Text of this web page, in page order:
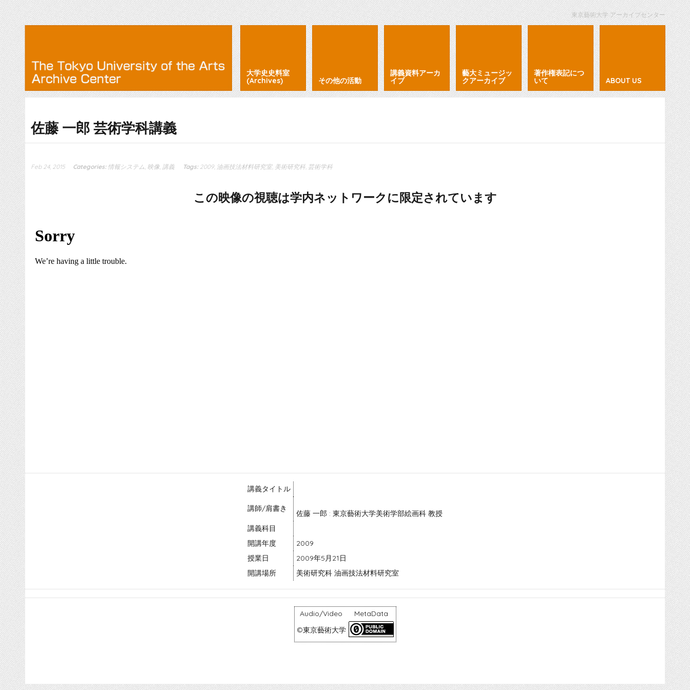
東京藝術大学 アーカイブセンター
大学史史料室
(Archives)
その他の活動
講義資料アーカ
イブ
藝大ミュージッ
クアーカイブ
著作権表記につ
いて
ABOUT US
佐藤 一郎 芸術学科講義
Feb 24, 2015 Categories: 情報システム, 映像, 講義 Tags: 2009, 油画技法材料研究室, 美術研究科, 芸術学科
この映像の視聴は学内ネットワークに限定されています
講義タイトル
講師/肩書き
佐藤 一郎 : 東京藝術大学美術学部絵画科 教授
講義科目
開講年度
2009
授業日
2009年5月21日
開講場所
美術研究科 油画技法材料研究室
Audio/Video
MetaData
©東京藝術大学